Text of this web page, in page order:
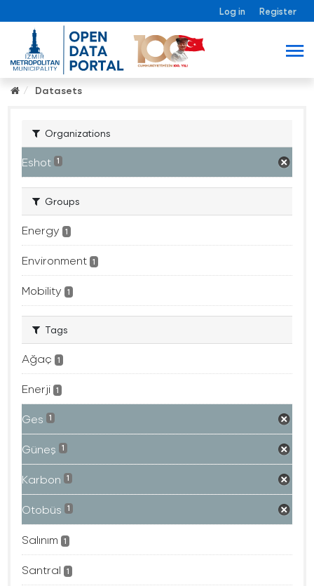
Log in Register
Datasets
Organizations
Eshot 1
Groups
Energy 1
Environment 1
Mobility 1
Tags
Ağaç 1
Enerji 1
Ges 1
Güneş 1
Karbon 1
Otobüs 1
Salınım 1
Santral 1